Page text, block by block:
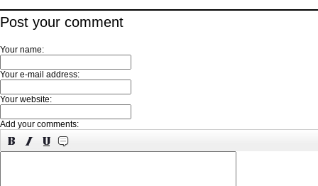
Post your comment
Your name:
Your e-mail address:
Your website:
Add your comments: